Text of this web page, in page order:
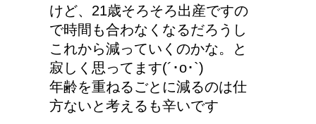
けど、21歳そろそろ出産ですの
で時間も合わなくなるだろうし
これから減っていくのかな。と
寂しく思ってます(´･o･`)
年齢を重ねるごとに減るのは仕
方ないと考えるも辛いです